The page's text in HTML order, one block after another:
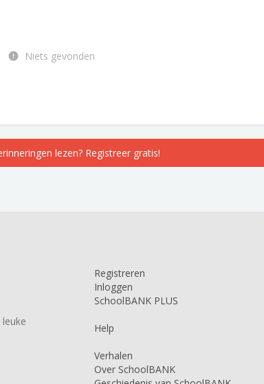
Niets gevonden
lezen? Registreer gratis!
Registreren
Inloggen
SchoolBANK PLUS
Help
Verhalen
Over SchoolBANK